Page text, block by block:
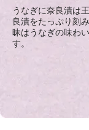
うなぎに奈良漬は
良漬をたっぷり刻
昧はうなぎの味わ
す。